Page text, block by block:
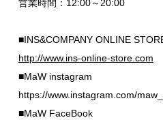
営業時間：12:00～20:00
■INS&COMPANY ONLINE
http://www.ins-online-store.com
■MaW instagram
https://www.instagram.com/
■MaW FaceBook